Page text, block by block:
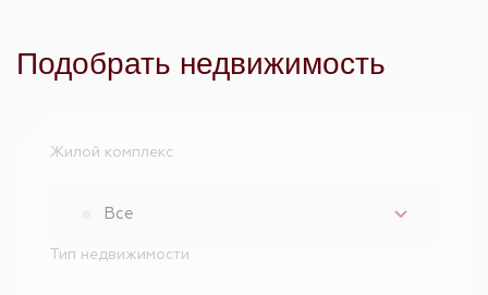
Подобрать недвижимость
Жилой комплекс
Все
Тип недвижимости